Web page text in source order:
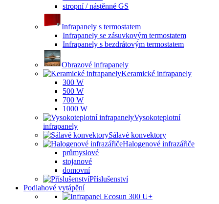
stropní / nástěnné GS
Infrapanely s termostatem
Infrapanely se zásuvkovým termostatem
Infrapanely s bezdrátovým termostatem
Obrazové infrapanely
Keramické infrapanely
300 W
500 W
700 W
1000 W
Vysokoteplotní
infrapanely
Sálavé konvektory
Halogenové infrazářiče
průmyslové
stojanové
domovní
Příslušenství
Podlahové vytápění